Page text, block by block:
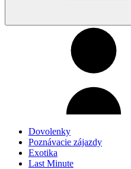
Dovolenky
Poznávacie zájazdy
Exotika
Last Minute